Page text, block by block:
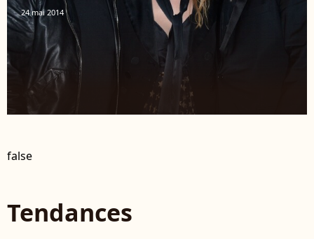
24 mai 2014
false
Tendances